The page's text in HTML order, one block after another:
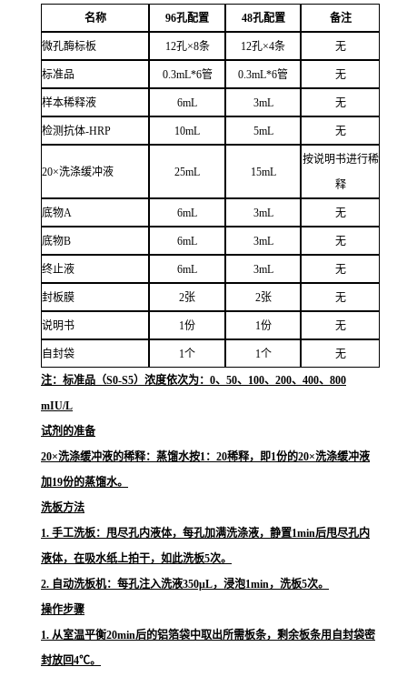
名称 96孔配置 48孔配置 备注
微孔酶标板 12孔×8条 12孔×4条 无
标准品 0.3mL*6管 0.3mL*6管 无
样本稀释液 6mL 3mL 无
检测抗体-HRP 10mL 5mL 无
20×洗涤缓冲液 25mL 15mL
按说明书进行稀
释
底物A 6mL 3mL 无
底物B 6mL 3mL 无
终止液 6mL 3mL 无
封板膜 2张 2张 无
说明书 1份 1份 无
自封袋 1个 1个 无
注：标准品（S0-S5）浓度依次为：0、50、100、200、400、800
mIU/L
试剂的准备
20×洗涤缓冲液的稀释：蒸馏水按1：20稀释，即1份的20×洗涤缓冲液
加19份的蒸馏水。
洗板方法
1. 手工洗板：甩尽孔内液体，每孔加满洗涤液，静置1min后甩尽孔内
液体，在吸水纸上拍干，如此洗板5次。
2. 自动洗板机：每孔注入洗液350μL，浸泡1min，洗板5次。
操作步骤
1. 从室温平衡20min后的铝箔袋中取出所需板条，剩余板条用自封袋密
封放回4℃。